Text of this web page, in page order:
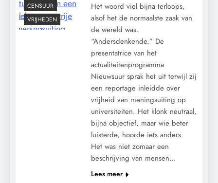
De nasleep van corona: persoonlijke
schade, politieke strijd en de open vragen
CENSUUR
VRIJHEDEN
Het woord viel bijna terloops,
alsof het de normaalste zaak van
de wereld was.
“Andersdenkende.” De
presentatrice van het
actualiteitenprogramma
Nieuwsuur sprak het uit terwijl zij
een reportage inleidde over
vrijheid van meningsuiting op
universiteiten. Het klonk neutraal,
bijna objectief, maar wie beter
luisterde, hoorde iets anders.
Het was niet zomaar een
beschrijving van mensen…
Lees meer